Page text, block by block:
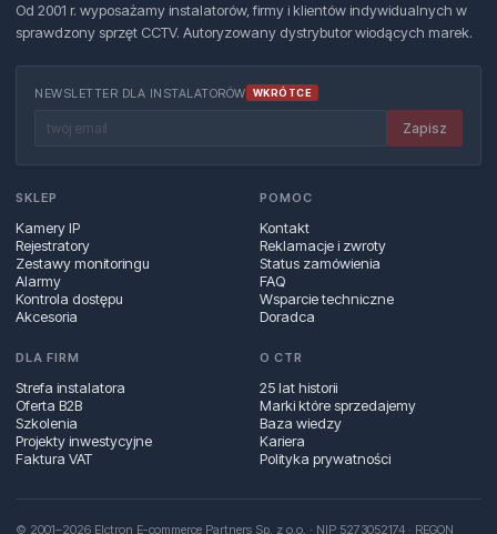
Od 2001 r. wyposażamy instalatorów, firmy i klientów indywidualnych w
sprawdzony sprzęt CCTV. Autoryzowany dystrybutor wiodących marek.
NEWSLETTER DLA INSTALATORÓW WKRÓTCE
Zapisz
SKLEP
Kamery IP
Rejestratory
Zestawy monitoringu
Alarmy
Kontrola dostępu
Akcesoria
POMOC
Kontakt
Reklamacje i zwroty
Status zamówienia
FAQ
Wsparcie techniczne
Doradca
DLA FIRM
Strefa instalatora
Oferta B2B
Szkolenia
Projekty inwestycyjne
Faktura VAT
O CTR
25 lat historii
Marki które sprzedajemy
Baza wiedzy
Kariera
Polityka prywatności
© 2001–2026 Elctron E-commerce Partners Sp. z o.o. · NIP 5273052174 · REGON